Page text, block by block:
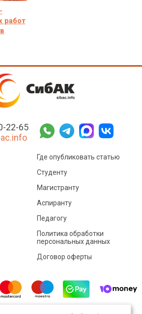
работ
22-65
Где опубликовать статью
Студенту
Магистранту
Аспиранту
Педагогу
Политика обработки
персональных данных
Договор оферты